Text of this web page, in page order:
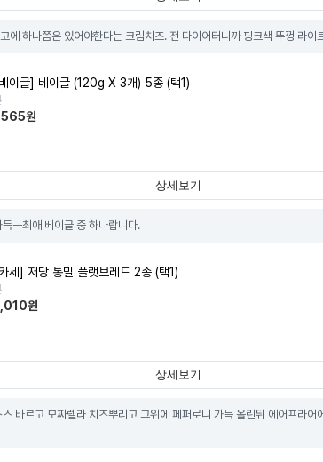
에 하나쯤은 있어야한다는 크림치즈. 전 다이어터니까 핑크색 뚜껑 라이
이글] 베이글 (120g X 3개) 5종 (택1)
원
상세보기
ㅡ최애 베이글 중 하나랍니다.
세] 저당 통밀 플랫브레드 2종 (택1)
원
상세보기
바르고 모짜렐라 치즈뿌리고 그위에 페퍼로니 가득 올린뒤 에어프라어